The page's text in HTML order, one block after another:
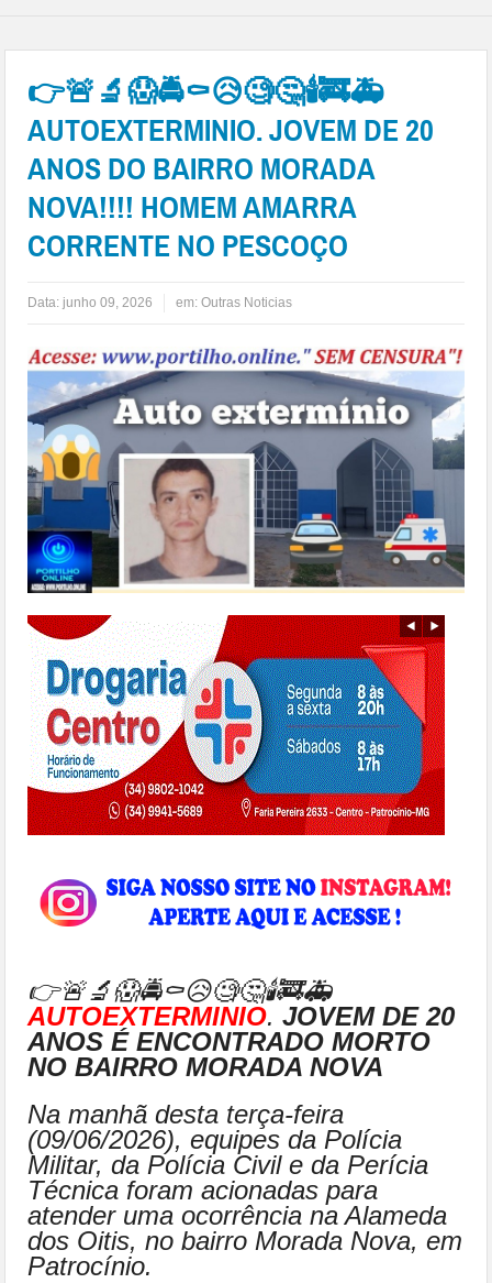
👉🚨🔬😱🚔⚰😥🧐🤔🕯🚒🚑
AUTOEXTERMINIO. JOVEM DE 20
ANOS DO BAIRRO MORADA
NOVA!!!! HOMEM AMARRA
CORRENTE NO PESCOÇO
Data: junho 09, 2026 em:Outras Noticias
👉🚨🔬😱🚔⚰😥🧐🤔🕯🚒🚑
AUTOEXTERMINIO.JOVEM DE 20
ANOS É ENCONTRADO MORTO
NO BAIRRO MORADA NOVA
Na manhã desta terça-feira
(09/06/2026), equipes da Polícia
Militar, da Polícia Civil e da Perícia
Técnica foram acionadas para
atender uma ocorrência na Alameda
dos Oitis, no bairro Morada Nova, em
Patrocínio.